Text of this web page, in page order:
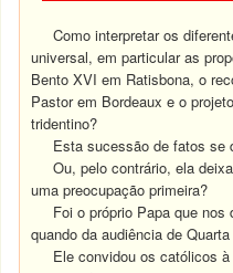
Como interpretar os
universal, em particular as
Bento XVI em Ratisbona, o
Pastor em Bordeaux e o
tridentino?
Esta sucessão de fatos se
Ou, pelo contrário, ela
uma preocupação primeira?
Foi o próprio Papa que nos
quando da audiência de
Ele convidou os católicos à